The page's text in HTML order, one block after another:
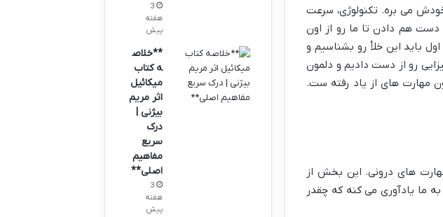
می بره. تکنولوژی، سرعت
دست هم دادن تا ما رو از اون
باید این خلأ رو بشناسیم و
رو از دست دادیم و دلمون
مهارت های از یاد رفته ست.
های درونی. این بخش از
ما یادآوری می کنه که چقدر
3
هفته
پیش
**خلاص
ه کتاب
میکائیل
اثر مریم
بیژنی |
درک
سریع
مفاهیم
اصلی**
3
هفته
پیش